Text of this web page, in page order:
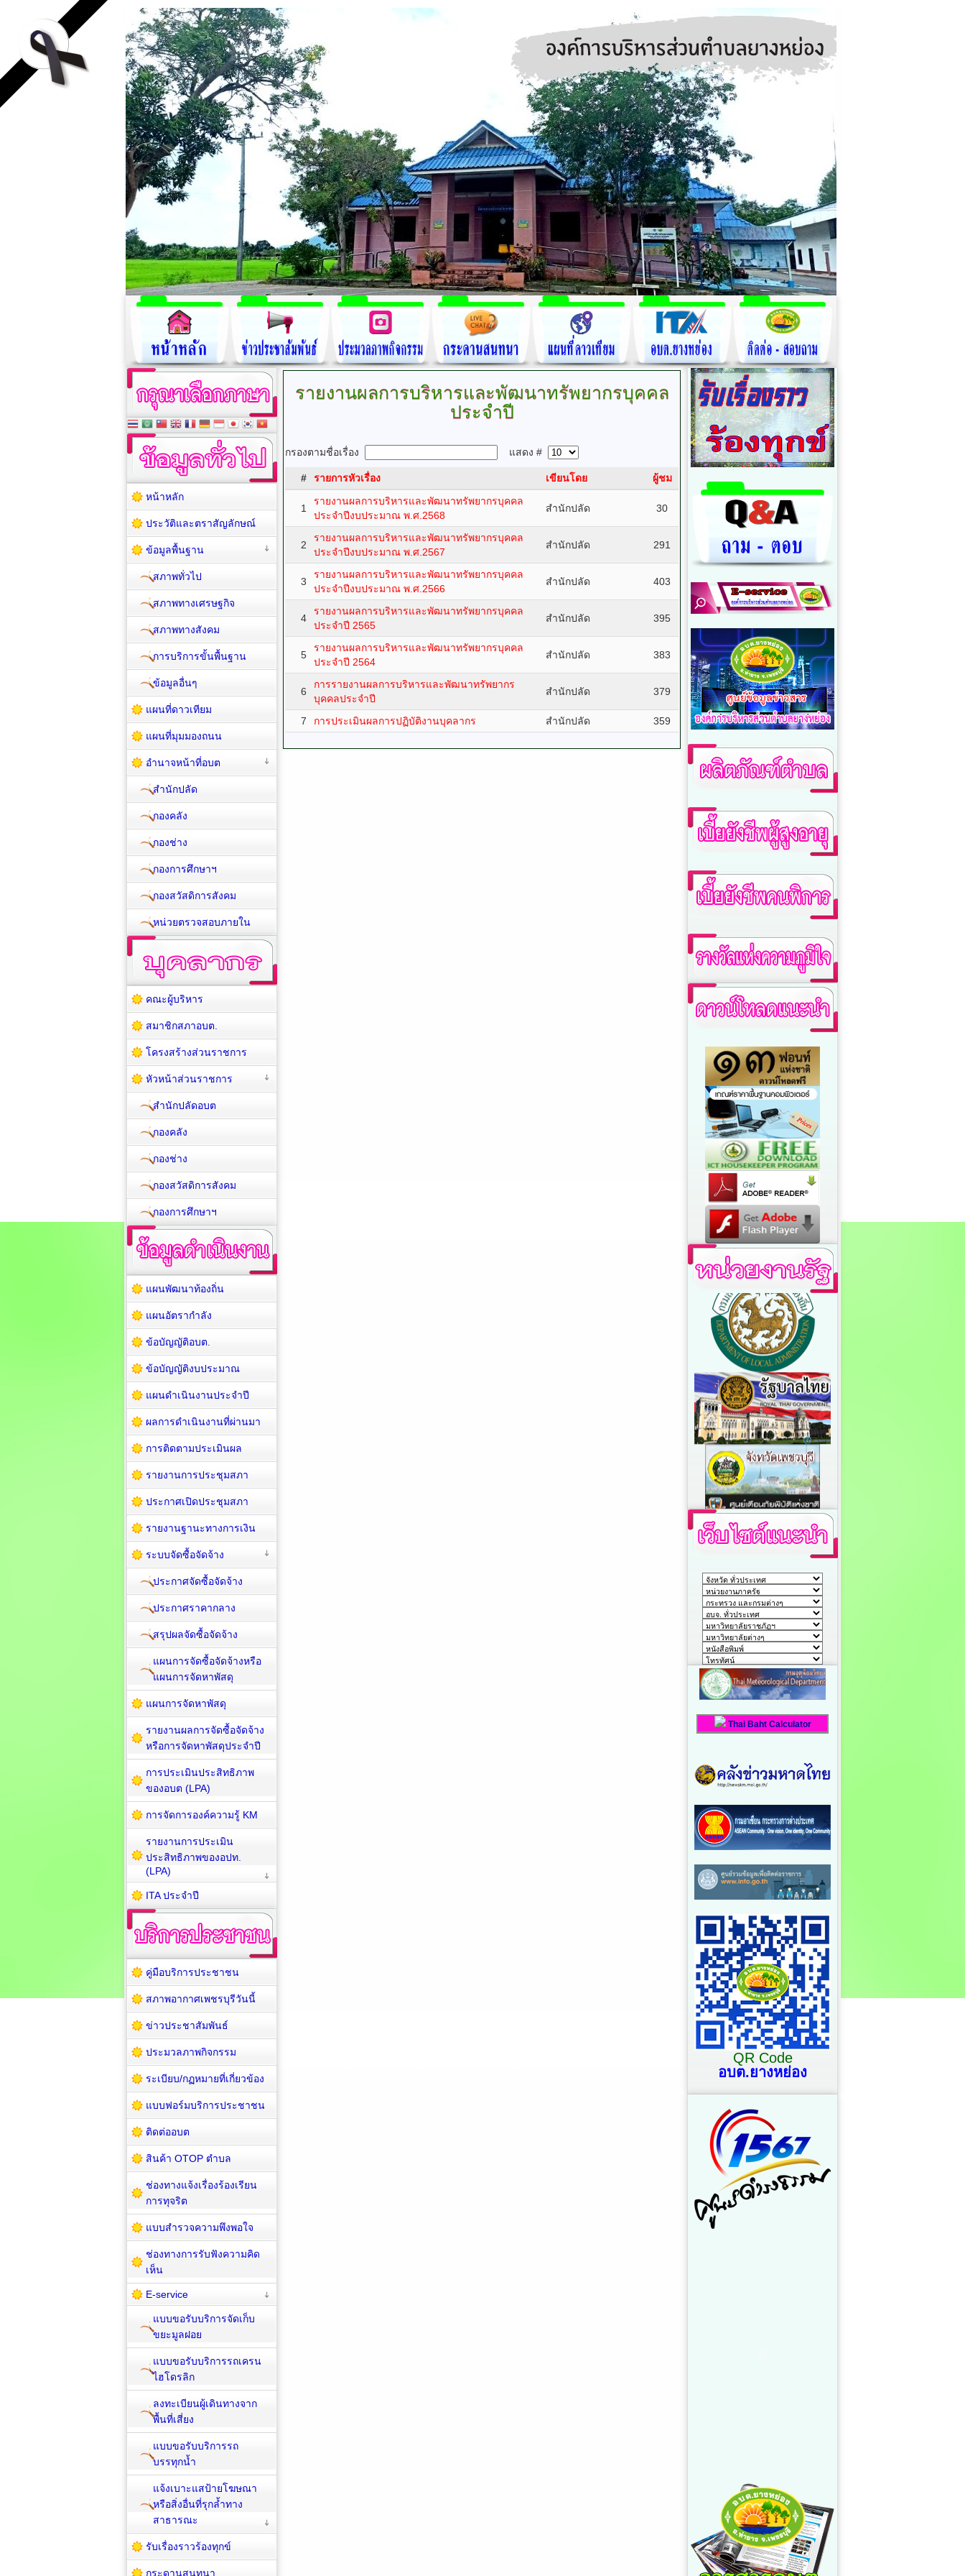
รายงานผลการบริหารและพัฒนาทรัพยากรบุคคล
ประจำปี
กรองตามชื่อเรื่อง แสดง #
# รายการหัวเรื่อง เขียนโดย ผู้ชม
1
รายงานผลการบริหารและพัฒนาทรัพยากรบุคคล
ประจำปีงบประมาณ พ.ศ.2568
สำนักปลัด 30
2
รายงานผลการบริหารและพัฒนาทรัพยากรบุคคล
ประจำปีงบประมาณ พ.ศ.2567
สำนักปลัด 291
3
รายงานผลการบริหารและพัฒนาทรัพยากรบุคคล
ประจำปีงบประมาณ พ.ศ.2566
สำนักปลัด 403
4
รายงานผลการบริหารและพัฒนาทรัพยากรบุคคล
ประจำปี 2565
สำนักปลัด 395
5
รายงานผลการบริหารและพัฒนาทรัพยากรบุคคล
ประจำปี 2564
สำนักปลัด 383
6
การรายงานผลการบริหารและพัฒนาทรัพยากร
บุคคลประจำปี
สำนักปลัด 379
7 การประเมินผลการปฏิบัติงานบุคลากร สำนักปลัด 359
หน้าหลัก
ประวัติและตราสัญลักษณ์
ข้อมูลพื้นฐาน
สภาพทั่วไป
สภาพทางเศรษฐกิจ
สภาพทางสังคม
การบริการขั้นพื้นฐาน
ข้อมูลอื่นๆ
แผนที่ดาวเทียม
แผนที่มุมมองถนน
อำนาจหน้าที่อบต
สำนักปลัด
กองคลัง
กองช่าง
กองการศึกษาฯ
กองสวัสดิการสังคม
หน่วยตรวจสอบภายใน
คณะผู้บริหาร
สมาชิกสภาอบต.
โครงสร้างส่วนราชการ
หัวหน้าส่วนราชการ
สำนักปลัดอบต
กองคลัง
กองช่าง
กองสวัสดิการสังคม
กองการศึกษาฯ
แผนพัฒนาท้องถิ่น
แผนอัตรากำลัง
ข้อบัญญัติอบต.
ข้อบัญญัติงบประมาณ
แผนดำเนินงานประจำปี
ผลการดำเนินงานที่ผ่านมา
การติดตามประเมินผล
รายงานการประชุมสภา
ประกาศเปิดประชุมสภา
รายงานฐานะทางการเงิน
ระบบจัดซื้อจัดจ้าง
ประกาศจัดซื้อจัดจ้าง
ประกาศราคากลาง
สรุปผลจัดซื้อจัดจ้าง
แผนการจัดซื้อจัดจ้างหรือ
แผนการจัดหาพัสดุ
แผนการจัดหาพัสดุ
รายงานผลการจัดซื้อจัดจ้าง
หรือการจัดหาพัสดุประจำปี
การประเมินประสิทธิภาพ
ของอบต (LPA)
การจัดการองค์ความรู้ KM
รายงานการประเมิน
ประสิทธิภาพของอปท.
(LPA)
ITA ประจำปี
คู่มือบริการประชาชน
สภาพอากาศเพชรบุรีวันนี้
ข่าวประชาสัมพันธ์
ประมวลภาพกิจกรรม
ระเบียบ/กฏหมายที่เกี่ยวข้อง
แบบฟอร์มบริการประชาชน
ติดต่ออบต
สินค้า OTOP ตำบล
ช่องทางแจ้งเรื่องร้องเรียน
การทุจริต
แบบสำรวจความพึงพอใจ
ช่องทางการรับฟังความคิด
เห็น
E-service
แบบขอรับบริการจัดเก็บ
ขยะมูลฝอย
แบบขอรับบริการรถเครน
ไฮโดรลิก
ลงทะเบียนผู้เดินทางจาก
พื้นที่เสี่ยง
แบบขอรับบริการรถ
บรรทุกน้ำ
แจ้งเบาะแสป้ายโฆษณา
หรือสิ่งอื่นที่รุกล้ำทาง
สาธารณะ
รับเรื่องราวร้องทุกข์
กระดานสนทนา
Thai Baht Calculator
QR Code
อบต.ยางหย่อง